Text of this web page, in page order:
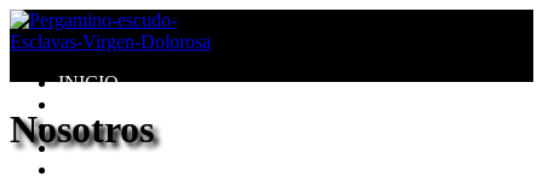
INICIO
Valores
Misión
Nosotros